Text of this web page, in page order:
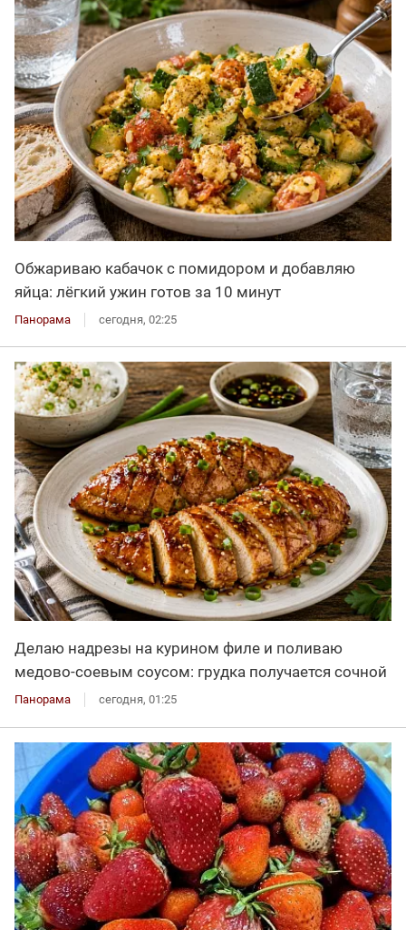
Обжариваю кабачок с помидором и добавляю
яйца: лёгкий ужин готов за 10 минут
Панорама сегодня, 02:25
Делаю надрезы на курином филе и поливаю
медово-соевым соусом: грудка получается сочной
Панорама сегодня, 01:25